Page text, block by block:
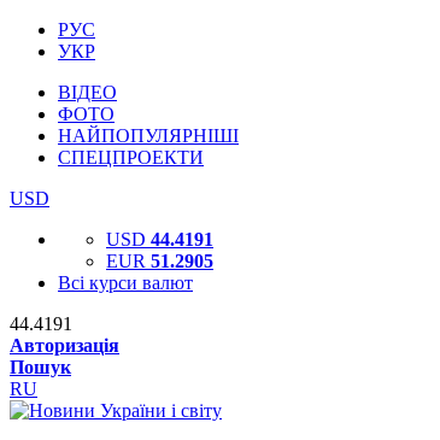
РУС
УКР
ВІДЕО
ФОТО
НАЙПОПУЛЯРНІШІ
СПЕЦПРОЕКТИ
USD
USD 44.4191
EUR 51.2905
Всі курси валют
44.4191
Авторизація
Пошук
RU